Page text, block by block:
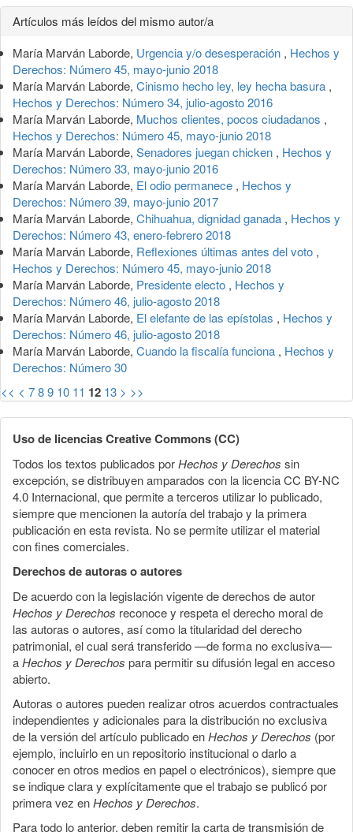
Detalles
del
artículo
Artículos más leídos del mismo autor/a
María Marván Laborde, Urgencia y/o desesperación , Hechos y
Derechos: Número 45, mayo-junio 2018
María Marván Laborde, Cinismo hecho ley, ley hecha basura ,
Hechos y Derechos: Número 34, julio-agosto 2016
María Marván Laborde, Muchos clientes, pocos ciudadanos ,
Hechos y Derechos: Número 45, mayo-junio 2018
María Marván Laborde, Senadores juegan chicken , Hechos y
Derechos: Número 33, mayo-junio 2016
María Marván Laborde, El odio permanece , Hechos y
Derechos: Número 39, mayo-junio 2017
María Marván Laborde, Chihuahua, dignidad ganada , Hechos y
Derechos: Número 43, enero-febrero 2018
María Marván Laborde, Reflexiones últimas antes del voto ,
Hechos y Derechos: Número 45, mayo-junio 2018
María Marván Laborde, Presidente electo , Hechos y
Derechos: Número 46, julio-agosto 2018
María Marván Laborde, El elefante de las epístolas , Hechos y
Derechos: Número 46, julio-agosto 2018
María Marván Laborde, Cuando la fiscalía funciona , Hechos y
Derechos: Número 30
<< < 789 10 11 12 13 > >>
Uso de licencias Creative Commons (CC)
Todos los textos publicados porHechos y Derechos sin
excepción, se distribuyen amparados con la licencia CC BY-NC
4.0 Internacional, que permite a terceros utilizar lo publicado,
siempre que mencionen la autoría del trabajo y la primera
publicación en esta revista. No se permite utilizar el material
con fines comerciales.
Derechos de autoras o autores
De acuerdo con la legislación vigente de derechos de autor
Hechos y Derechos reconoce y respeta el derecho moral de
las autoras o autores, así como la titularidad del derecho
patrimonial, el cual será transferido —de forma no exclusiva—
aHechos y Derechos para permitir su difusión legal en acceso
abierto.
Autoras o autores pueden realizar otros acuerdos contractuales
independientes y adicionales para la distribución no exclusiva
de la versión del artículo publicado enHechos y Derechos (por
ejemplo, incluirlo en un repositorio institucional o darlo a
conocer en otros medios en papel o electrónicos), siempre que
se indique clara y explícitamente que el trabajo se publicó por
primera vez enHechos y Derechos.
Para todo lo anterior, deben remitir la carta de transmisión de